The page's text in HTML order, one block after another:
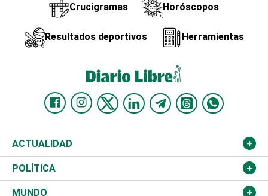
Crucigramas Horóscopos
Resultados deportivos Herramientas
ACTUALIDAD
Nacional
Ciudad
POLÍTICA
Partidos
MUNDO